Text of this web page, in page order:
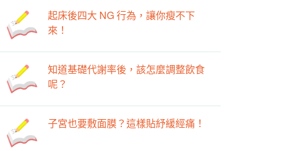
起床後四大 NG 行為，讓你瘦不下
來！
知道基礎代謝率後，該怎麼調整飲食
呢？
子宮也要敷面膜？這樣貼紓緩經痛！